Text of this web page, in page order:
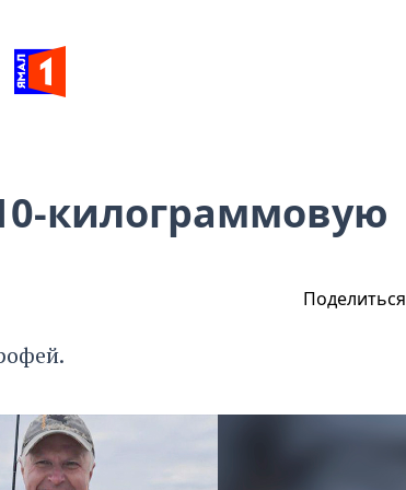
килограммовую
Поделиться